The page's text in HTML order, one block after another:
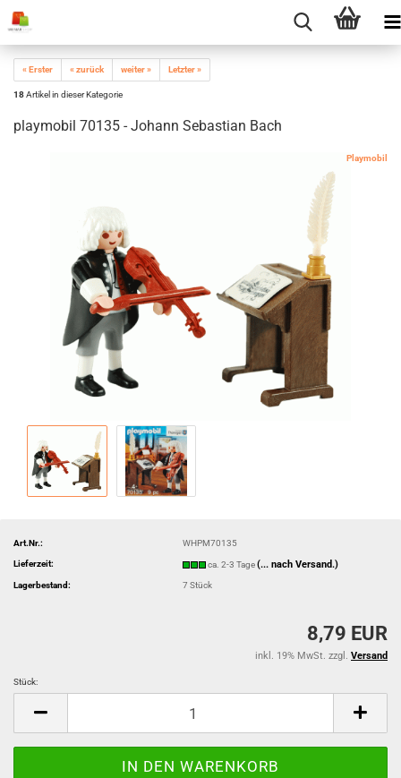
« Erster « zurück weiter » Letzter »
18Artikel in dieser Kategorie
playmobil 70135 - Johann Sebastian Bach
Playmobil
Art.Nr.: WHPM70135
Lieferzeit: ca. 2-3 Tage(... nach Versand.)
Lagerbestand: 7Stück
8,79 EUR
inkl. 19% MwSt. zzgl. Versand
Stück: